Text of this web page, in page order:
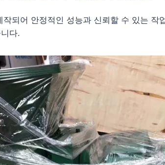
작되어 안정적인 성능과 신뢰할 수 있는
다.